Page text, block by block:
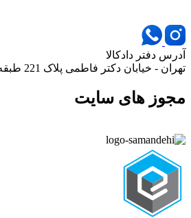
آدرس دفتر دادکالا
تهران - خیابان دکتر فاطمی پلاک 221 طبقه 6 واحد 601
مجوز های سایت